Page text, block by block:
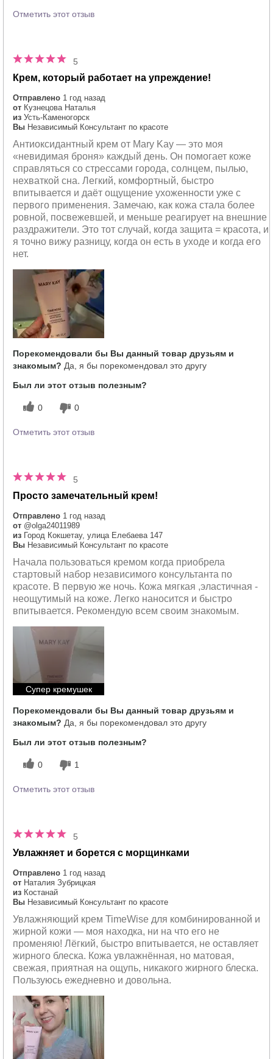
Отметить этот отзыв
5
Крем, который работает на упреждение!
Отправлено 1 год назад
от Кузнецова Наталья
из Усть-Каменогорск
Вы Независимый Консультант по красоте
Антиоксидантный крем от Mary Kay — это моя
«невидимая броня» каждый день. Он помогает коже
справляться со стрессами города, солнцем, пылью,
нехваткой сна. Легкий, комфортный, быстро
впитывается и даёт ощущение ухоженности уже с
первого применения. Замечаю, как кожа стала более
ровной, посвежевшей, и меньше реагирует на внешние
раздражители. Это тот случай, когда защита = красота, и
я точно вижу разницу, когда он есть в уходе и когда его
нет.
Порекомендовали бы Вы данный товар друзьям и
знакомым? Да, я бы порекомендовал это другу
Был ли этот отзыв полезным?
0 0
Отметить этот отзыв
5
Просто замечательный крем!
Отправлено 1 год назад
от @olga24011989
из Город Кокшетау, улица Елебаева 147
Вы Независимый Консультант по красоте
Начала пользоваться кремом когда приобрела
стартовый набор независимого консультанта по
красоте. В первую же ночь. Кожа мягкая ,эластичная -
неощутимый на коже. Легко наносится и быстро
впитывается. Рекомендую всем своим знакомым.
Супер кремушек
Порекомендовали бы Вы данный товар друзьям и
знакомым? Да, я бы порекомендовал это другу
Был ли этот отзыв полезным?
0 1
Отметить этот отзыв
5
Увлажняет и борется с морщинками
Отправлено 1 год назад
от Наталия Зубрицкая
из Костанай
Вы Независимый Консультант по красоте
Увлажняющий крем TimeWise для комбинированной и
жирной кожи — моя находка, ни на что его не
променяю! Лёгкий, быстро впитывается, не оставляет
жирного блеска. Кожа увлажнённая, но матовая,
свежая, приятная на ощупь, никакого жирного блеска.
Пользуюсь ежедневно и довольна.